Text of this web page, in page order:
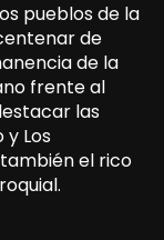
pueblos de la
de
de la
frente al
las
Los
el rico